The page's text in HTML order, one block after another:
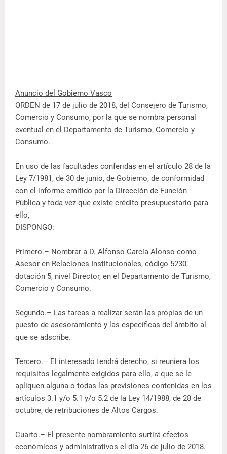
Anuncio del Gobierno Vasco
ORDEN de 17 de julio de 2018, del Consejero de Turismo,
Comercio y Consumo, por la que se nombra personal
eventual en el Departamento de Turismo, Comercio y
Consumo.
En uso de las facultades conferidas en el artículo 28 de la
Ley 7/1981, de 30 de junio, de Gobierno, de conformidad
con el informe emitido por la Dirección de Función
Pública y toda vez que existe crédito presupuestario para
ello,
DISPONGO:
Primero.– Nombrar a D. Alfonso García Alonso como
Asesor en Relaciones Institucionales, código 5230,
dotación 5, nivel Director, en el Departamento de Turismo,
Comercio y Consumo.
Segundo.– Las tareas a realizar serán las propias de un
puesto de asesoramiento y las específicas del ámbito al
que se adscribe.
Tercero.– El interesado tendrá derecho, si reuniera los
requisitos legalmente exigidos para ello, a que se le
apliquen alguna o todas las previsiones contenidas en los
artículos 3.1 y/o 5.1 y/o 5.2 de la Ley 14/1988, de 28 de
octubre, de retribuciones de Altos Cargos.
Cuarto.– El presente nombramiento surtirá efectos
económicos y administrativos el día 26 de julio de 2018.